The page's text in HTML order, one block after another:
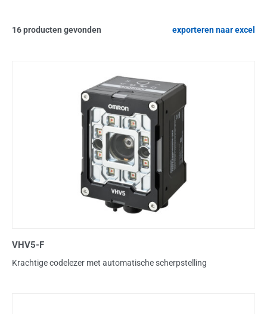
16producten gevonden exporteren naar excel
VHV5-F
Krachtige codelezer met automatische scherpstelling